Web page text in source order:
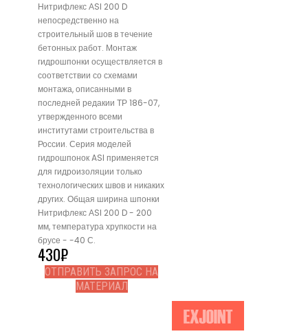
Нитрифлекс АSI 200 D
непосредственно на
строительный шов в течение
бетонных работ. Монтаж
гидрошпонки осуществляется в
соответствии со схемами
монтажа, описанными в
последней редакии ТР 186-07,
утвержденного всеми
институтами строительства в
России. Серия моделей
гидрошпонок ASI применяется
для гидроизоляции только
технологических швов и никаких
других. Общая ширина шпонки
Нитрифлекс АSI 200 D - 200
мм, температура хрупкости на
брусе - -40 С.
430₽
ОТПРАВИТЬ ЗАПРОС НА
МАТЕРИАЛ